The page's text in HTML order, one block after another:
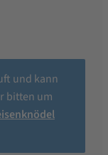
und kann
bitten um